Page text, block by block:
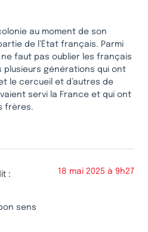
au moment de son
de l’État français. Parmi
faut pas oublier les français
générations qui ont
le cercueil et d’autres de
servi la France et qui ont
frères.
: 18 mai 2025 à 9h27
sens